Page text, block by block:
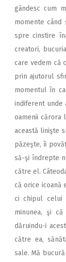
gândesc cum
momente
spre cinstire
creatori,
care vedem că
prin ajutorul
momentul în
indiferent unde
oamenii cărora
această linişte
păzeşte, îi
să-şi îndrepte
către el.
că orice icoană
ci chipul celui
minunea, şi
dăruindu-i
către ea,
sale. Mă